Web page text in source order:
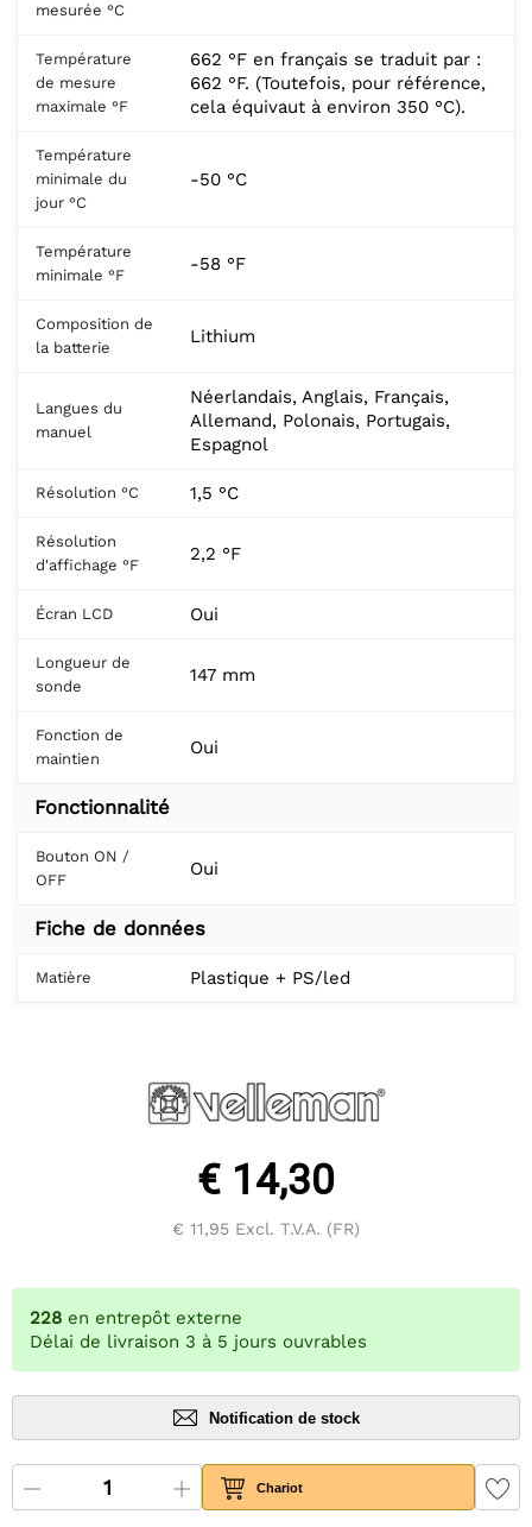
mesurée °C
Température
de mesure
maximale °F
662 °F en français se traduit par :
662 °F. (Toutefois, pour référence,
cela équivaut à environ 350 °C).
Température
minimale du
jour °C
-50 °C
Température
minimale °F
-58 °F
Composition de
la batterie
Lithium
Langues du
manuel
Néerlandais, Anglais, Français,
Allemand, Polonais, Portugais,
Espagnol
Résolution °C 1,5 °C
Résolution
d'affichage °F
2,2 °F
Écran LCD Oui
Longueur de
sonde
147 mm
Fonction de
maintien
Oui
Fonctionnalité
Bouton ON /
OFF
Oui
Fiche de données
Matière Plastique + PS/led
€ 14,30
€ 11,95 Excl. T.V.A. (FR)
228 en entrepôt externe
Délai de livraison 3 à 5 jours ouvrables
Notification de stock
Chariot